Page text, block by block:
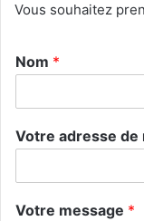
Vous souhaitez
Nom *
Votre adresse de
Votre message *